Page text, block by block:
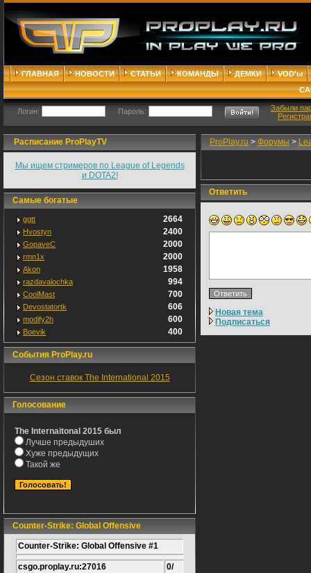
ГЛАВНАЯ НОВОСТИ СТАТЬИ КОМАНДЫ ДЕМКИ
VOD'ы
Логин: Пароль:
Забыли
Расписание ProPlayTV
Мы ищем стримеров по League of Legends
и DOTA2!
Самые богатые
ggtt 2664
Hvostyn 2400
GopaveC 2000
rmn1x 2000
Akon 1958
razdavalochka 994
CoolMast 700
Devostatortk 606
modify2h 600
Boevik 400
События ProPlay.ru
Сезон ставок The International 2015
Голосование
The Internaitonal 2015 был
Лучше предыдуших
Хуже предыдущих
Такой же
Counter-Strike: Global Offensive
Counter-Strike: Global Offensive #1
csgo.proplay.ru:27016 0/
ProPlay.ru > Форумы >
Ответить
Новая тема
Подписаться